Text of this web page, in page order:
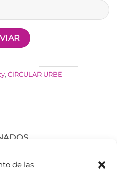
de las
, CIRCULAR URBE